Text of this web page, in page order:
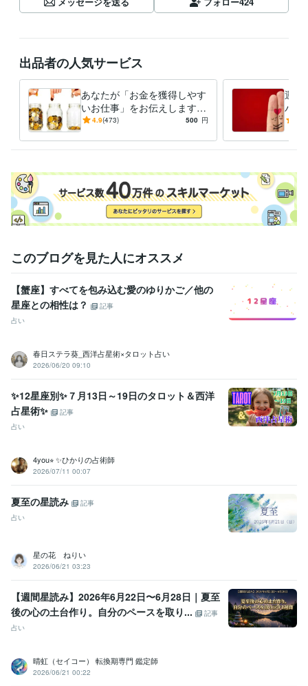
出品者の人気サービス
あなたが「お金を獲得しやす
いお仕事」をお伝えします
◇生来の才能を利用し、効率
あり】
4.9(473) 500 円
運命
パー
人生
り】
このブログを見た人にオススメ
【蟹座】すべてを包み込む愛のゆりかご／他の
星座との相性は？
記事
占い
春日ステラ葵_西洋占星術×タロット占い
2026/06/20 09:10
✨12星座別✨７月13日～19日のタロット＆西洋
占星術✨
記事
占い
4you⭐︎ ✨ひかりの占術師
2026/07/11 00:07
夏至の星読み
記事
占い
星の花 ねりい
2026/06/21 03:23
【週間星読み】2026年6月22日〜6月28日｜夏至
後の心の土台作り。自分のペースを取り...
記事
占い
晴虹（セイコー） 転換期専門 鑑定師
2026/06/21 00:22